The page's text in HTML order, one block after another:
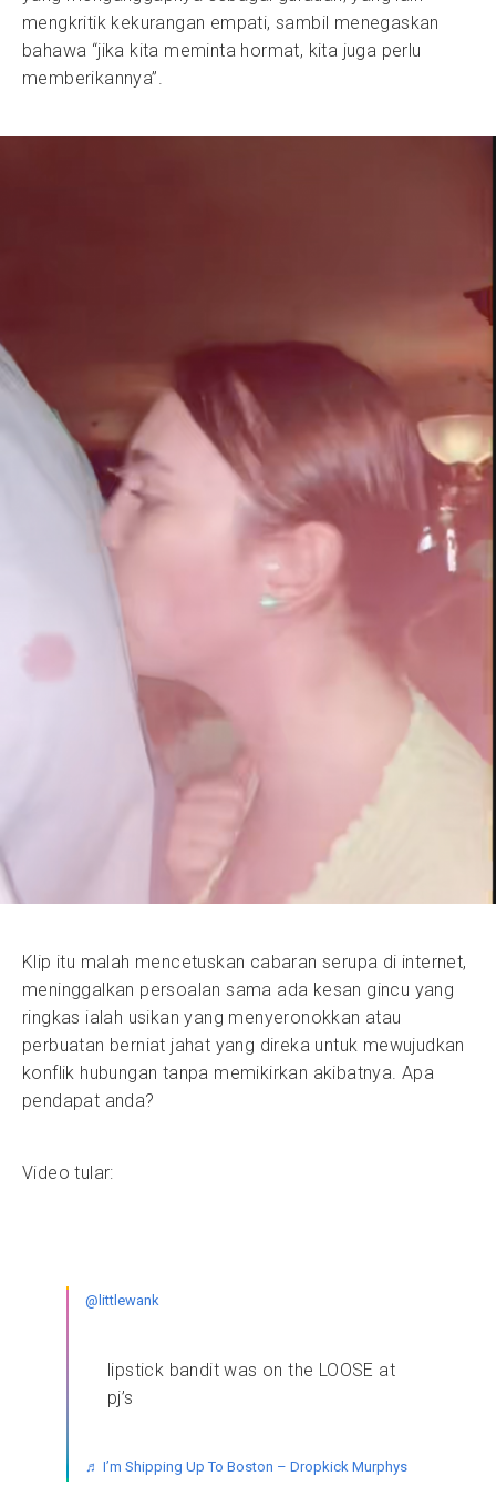
mengkritik kekurangan empati, sambil menegaskan
bahawa “jika kita meminta hormat, kita juga perlu
memberikannya”.
Klip itu malah mencetuskan cabaran serupa di internet,
meninggalkan persoalan sama ada kesan gincu yang
ringkas ialah usikan yang menyeronokkan atau
perbuatan berniat jahat yang direka untuk mewujudkan
konflik hubungan tanpa memikirkan akibatnya. Apa
pendapat anda?
Video tular:
@littlewank
lipstick bandit was on the LOOSE at
pj’s
♬ I’m Shipping Up To Boston – Dropkick Murphys